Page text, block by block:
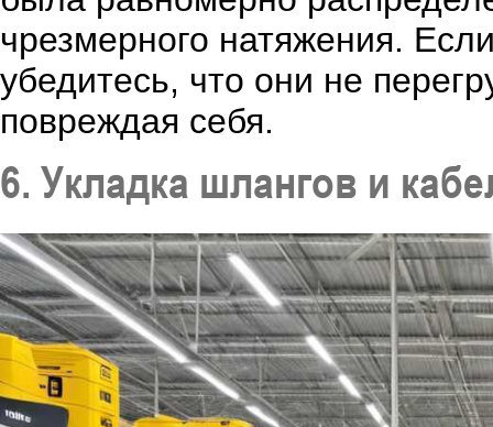
чрезмерного натяжения.
убедитесь, что они не
повреждая себя.
6. Укладка шлангов и